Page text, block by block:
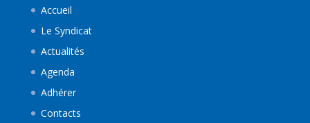
Accueil
Le Syndicat
Actualités
Agenda
Adhérer
Contacts